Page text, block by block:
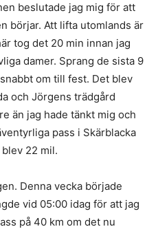
beslutade jag mig för att
börjar. Att lifta utomlands är
tog det 20 min innan jag
damer. Sprang de sista 9
om till fest. Det blev
och Jörgens trädgård
än jag hade tänkt mig och
pass i Skärblacka
22 mil.
Denna vecka började
vid 05:00 idag för att jag
på 40 km om det nu